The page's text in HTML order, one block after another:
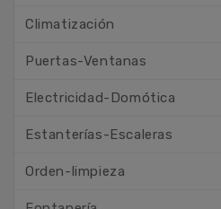
Climatización
Puertas-Ventanas
Electricidad-Domótica
Estanterías-Escaleras
Orden-limpieza